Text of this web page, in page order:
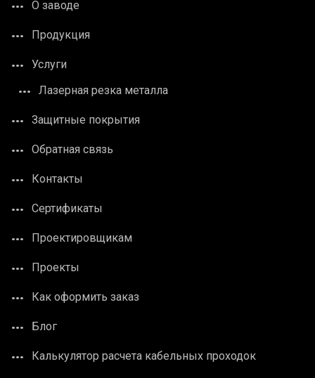
О заводе
Продукция
Услуги
Лазерная резка металла
Защитные покрытия
Обратная связь
Контакты
Сертификаты
Проектировщикам
Проекты
Как оформить заказ
Блог
Калькулятор расчета кабельных проходок